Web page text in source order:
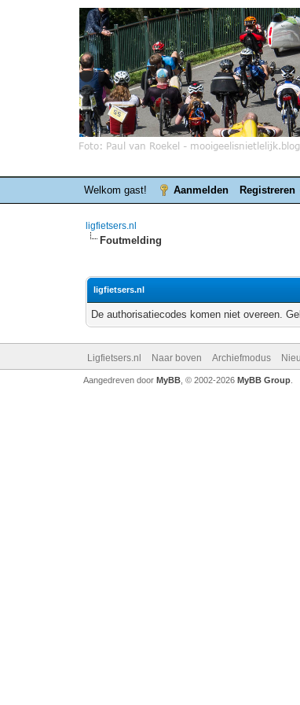
Welkom gast! Aanmelden Registreren
ligfietsers.nl
Foutmelding
ligfietsers.nl
De authorisatiecodes komen niet overeen.
Ligfietsers.nl Naar boven Archiefmodus
Aangedreven door MyBB, © 2002-2026 MyBB Group.